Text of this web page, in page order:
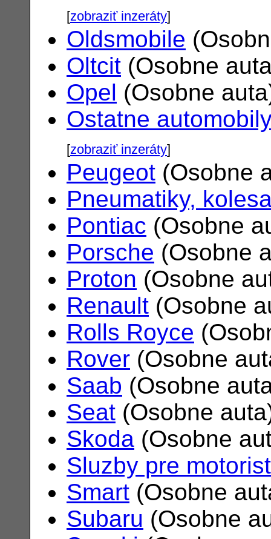
[zobraziť inzeráty]
Oldsmobile
Oltcit (Osobne
Opel (Osobne
Ostatne
[zobraziť inzeráty]
Peugeot (Osobne
Pneumatiky,
Pontiac (Osobne
Porsche (Osobne
Proton (Osobne
Renault (Osobne
Rolls Royce
Rover (Osobne
Saab (Osobne
Seat (Osobne
Skoda (Osobne
Sluzby pre
Smart (Osobne
Subaru (Osobne